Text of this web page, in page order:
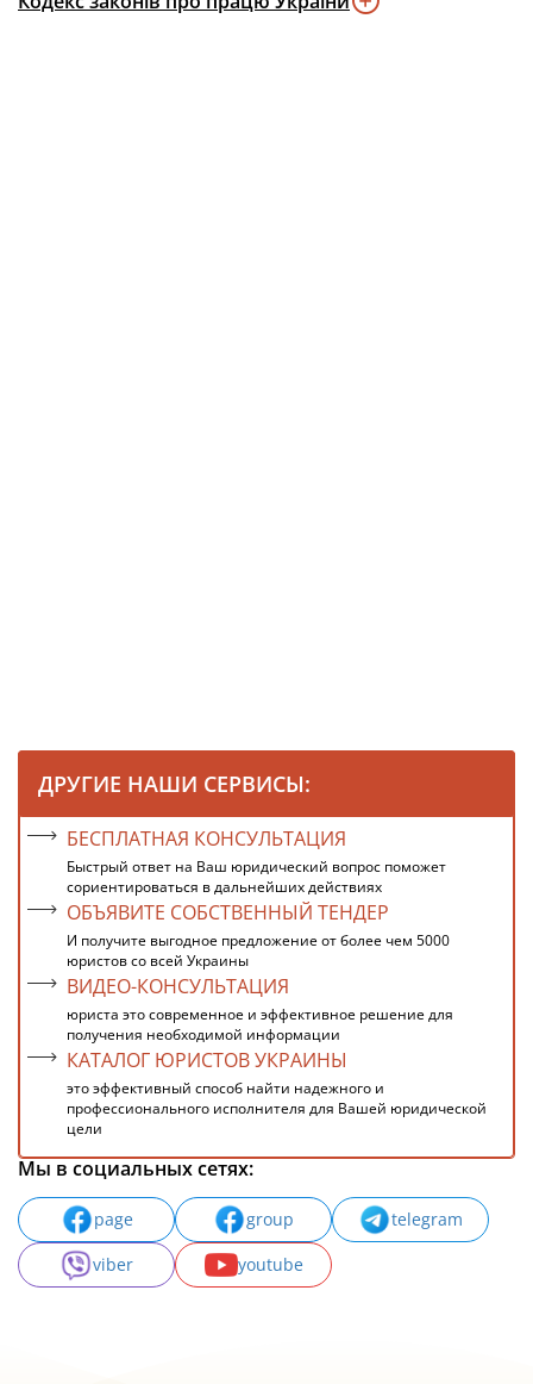
ДРУГИЕ НАШИ СЕРВИСЫ:
БЕСПЛАТНАЯ КОНСУЛЬТАЦИЯ
Быстрый ответ на Ваш юридический вопрос поможет
сориентироваться в дальнейших действиях
ОБЪЯВИТЕ СОБСТВЕННЫЙ ТЕНДЕР
И получите выгодное предложение от более чем 5000
юристов со всей Украины
ВИДЕО-КОНСУЛЬТАЦИЯ
юриста это современное и эффективное решение для
получения необходимой информации
КАТАЛОГ ЮРИСТОВ УКРАИНЫ
это эффективный способ найти надежного и
профессионального исполнителя для Вашей юридической
цели
Мы в социальных сетях:
page group
telegram
viber
youtube